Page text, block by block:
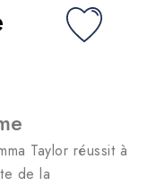
Taylor réussit à
de la